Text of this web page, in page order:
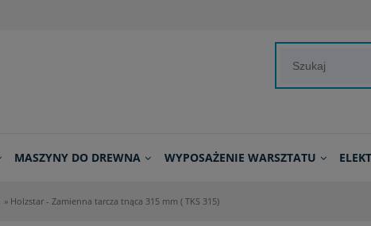
MASZYNY DO DREWNA WYPOSAŻENIE WARSZTATU
» Holzstar - Zamienna tarcza tnąca 315 mm ( TKS 315)